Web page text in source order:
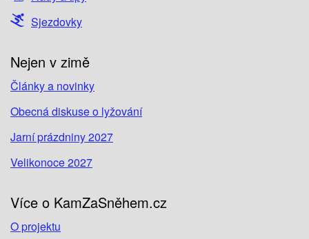
Sjezdovky
Nejen v zimě
Články a novinky
Obecná diskuse o lyžování
Jarní prázdniny 2027
Velikonoce 2027
Více o KamZaSněhem.cz
O projektu